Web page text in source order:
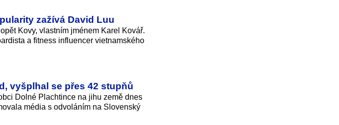
zažívá David Luu
Kovy, vlastním jménem Karel Kovář.
a fitness influencer vietnamského
vyšplhal se přes 42 stupňů
Dolné Plachtince na jihu země dnes
média s odvoláním na Slovenský